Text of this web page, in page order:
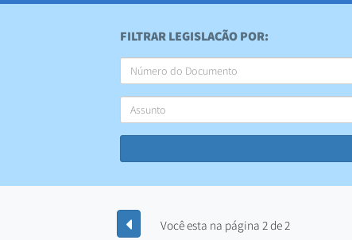
FILTRAR LEGISLAÇÃO POR:
Você esta na página 2 de 2